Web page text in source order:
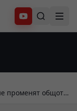
Абонирай се
променят общото